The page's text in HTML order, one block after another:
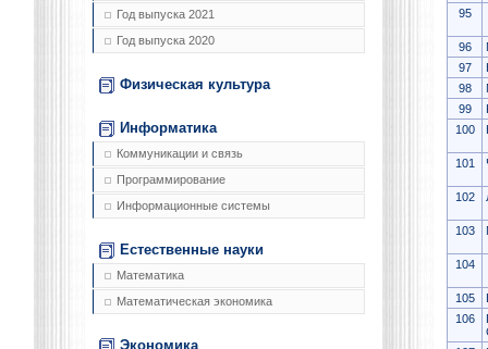
Год выпуска 2021
Год выпуска 2020
Физическая культура
Информатика
Коммуникации и связь
Программирование
Информационные системы
Естественные науки
Математика
Математическая экономика
Экономика
95
96
97
98
99
100
101
102
103
104
105
106